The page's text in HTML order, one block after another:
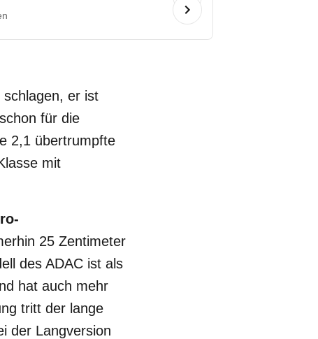
er ist
für die
2,1 übertrumpfte
mit
25 Zentimeter
des ADAC ist als
hat auch mehr
tritt der lange
der Langversion